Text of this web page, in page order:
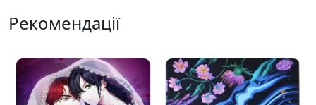
Рекомендації